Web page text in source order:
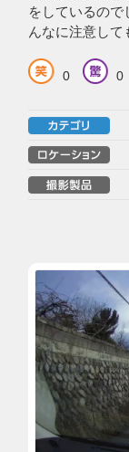
をしているの
んなに注意して
0 0